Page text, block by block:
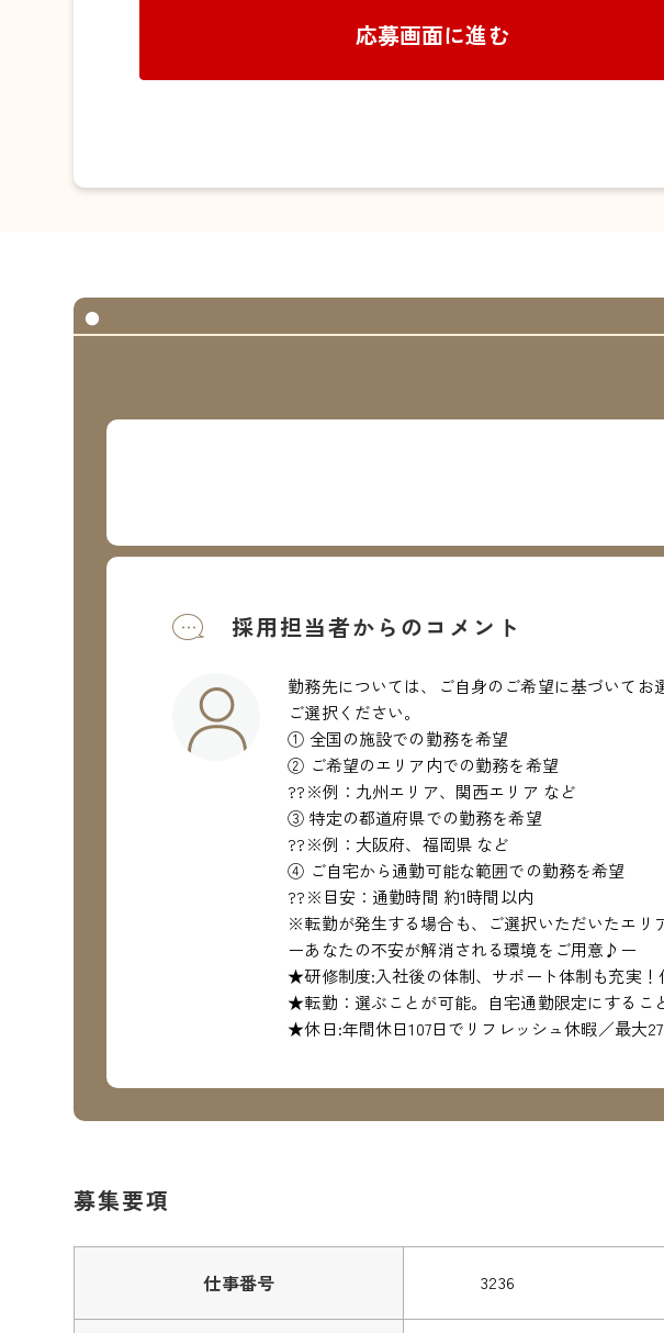
応募画面に進む
採用担当者からのコメント
勤務先については、ご自身のご希望に基づいて
ご選択ください。
① 全国の施設での勤務を希望
② ご希望のエリア内での勤務を希望
??※例：九州エリア、関西エリア など
③ 特定の都道府県での勤務を希望
??※例：大阪府、福岡県 など
④ ご自宅から通勤可能な範囲での勤務を希望
??※目安：通勤時間 約1時間以内
※転勤が発生する場合も、ご選択いただいたエリ
ーあなたの不安が解消される環境をご用意♪ー
★研修制度:入社後の体制、サポート体制も充実！
★転勤：選ぶことが可能。自宅通勤限定にするこ
★休日:年間休日107日でリフレッシュ休暇／最大
募集要項
仕事番号 3236